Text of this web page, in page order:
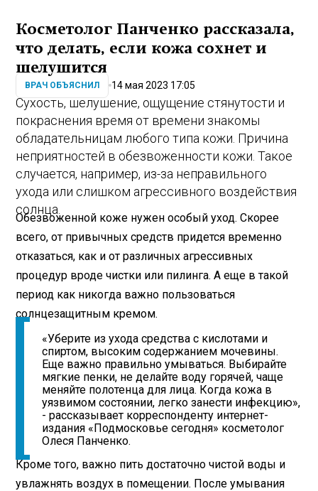
Косметолог Панченко рассказала,
что делать, если кожа сохнет и
шелушится
ВРАЧ ОБЪЯСНИЛ 14 мая 2023 17:05
Сухость, шелушение, ощущение стянутости и
покраснения время от времени знакомы
обладательницам любого типа кожи. Причина
неприятностей в обезвоженности кожи. Такое
случается, например, из-за неправильного
ухода или слишком агрессивного воздействия
солнца.
Обезвоженной коже нужен особый уход. Скорее
всего, от привычных средств придется временно
отказаться, как и от различных агрессивных
процедур вроде чистки или пилинга. А еще в такой
период как никогда важно пользоваться
солнцезащитным кремом.
«Уберите из ухода средства с кислотами и
спиртом, высоким содержанием мочевины.
Еще важно правильно умываться. Выбирайте
мягкие пенки, не делайте воду горячей, чаще
меняйте полотенца для лица. Когда кожа в
уязвимом состоянии, легко занести инфекцию»,
- рассказывает корреспонденту интернет-
издания «Подмосковье сегодня» косметолог
Олеся Панченко.
Кроме того, важно пить достаточно чистой воды и
увлажнять воздух в помещении. После умывания